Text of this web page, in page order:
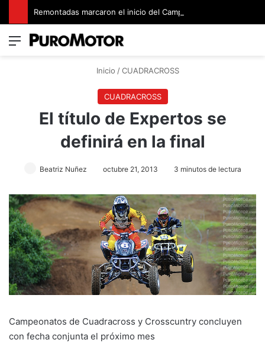
Menú
Inicio / CUADRACROSS
CUADRACROSS
El título de Expertos se
definirá en la final
Beatriz Nuñez octubre 21, 2013 3 minutos de lectura
Campeonatos de Cuadracross y Crosscuntry concluyen
con fecha conjunta el próximo mes